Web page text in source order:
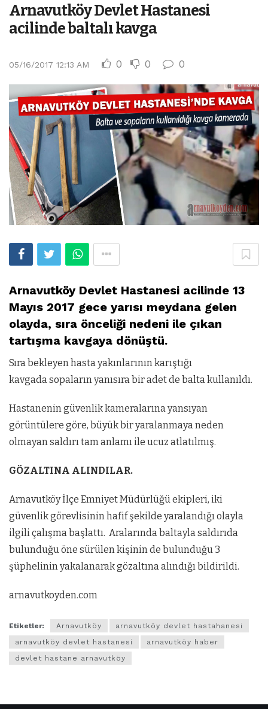
Arnavutköy Devlet Hastanesi
acilinde baltalı kavga
05/16/2017 12:13 AM 0 0 0
Arnavutköy Devlet Hastanesi acilinde 13
Mayıs 2017 gece yarısı meydana gelen
olayda, sıra önceliği nedeni ile çıkan
tartışma kavgaya dönüştü.
Sıra bekleyen hasta yakınlarının karıştığı
kavgada sopaların yanısıra bir adet de balta kullanıldı.
Hastanenin güvenlik kameralarına yansıyan
görüntülere göre, büyük bir yaralanmaya neden
olmayan saldırı tam anlamı ile ucuz atlatılmış.
GÖZALTINA ALINDILAR.
Arnavutköy İlçe Emniyet Müdürlüğü ekipleri, iki
güvenlik görevlisinin hafif şekilde yaralandığı olayla
ilgili çalışma başlattı. Aralarında baltayla saldırıda
bulunduğu öne sürülen kişinin de bulunduğu 3
şüphelinin yakalanarak gözaltına alındığı bildirildi.
arnavutkoyden.com
Etiketler: Arnavutköy
arnavutköy devlet hastahanesi
arnavutköy devlet hastanesi
arnavutköy haber
devlet hastane arnavutköy